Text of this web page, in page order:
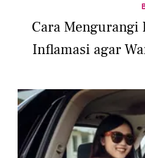
Cara Mengurangi
Inflamasi agar